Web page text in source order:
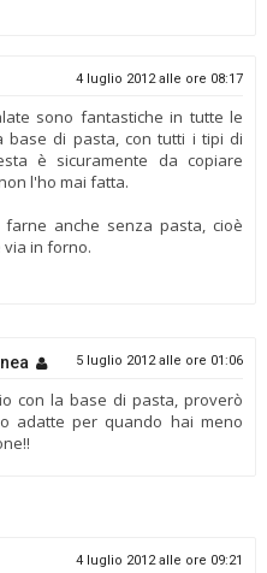
4 luglio 2012 alle ore 08:17
sono fantastiche in tutte le
base di pasta, con tutti i tipi di
è sicuramente da copiare
l'ho mai fatta.
anche senza pasta, cioè
in forno.
5 luglio 2012 alle ore 01:06
con la base di pasta, proverò
adatte per quando hai meno
4 luglio 2012 alle ore 09:21